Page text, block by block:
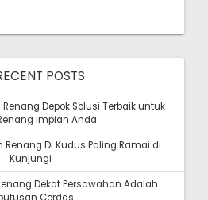
POSTS
Depok Solusi Terbaik untuk
Impian Anda
Di Kudus Paling Ramai di
Kunjungi
Dekat Persawahan Adalah
Cerdas